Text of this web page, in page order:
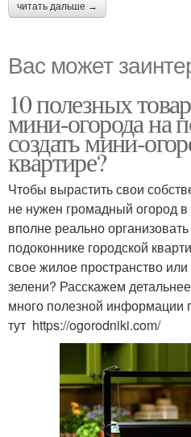
читать дальше →
Вас может
10 полезных
мини-огорода на
создать мини-
квартире?
Чтобы вырастить свои
не нужен громадный огород в
вполне реально
подоконнике городской
свое жилое пространство
зелени? Расскажем
много полезной информации
тут https://ogorodniki.com/